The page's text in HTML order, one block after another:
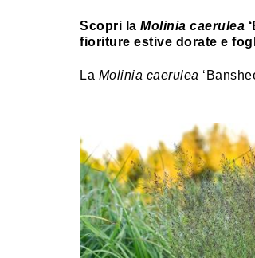
Scopri la Molinia caerulea
fioriture estive dorate e
La Molinia caerulea